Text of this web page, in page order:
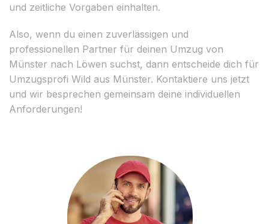
und zeitliche Vorgaben einhalten.
Also, wenn du einen zuverlässigen und
professionellen Partner für deinen Umzug von
Münster nach Löwen suchst, dann entscheide dich für
Umzugsprofi Wild aus Münster. Kontaktiere uns jetzt
und wir besprechen gemeinsam deine individuellen
Anforderungen!